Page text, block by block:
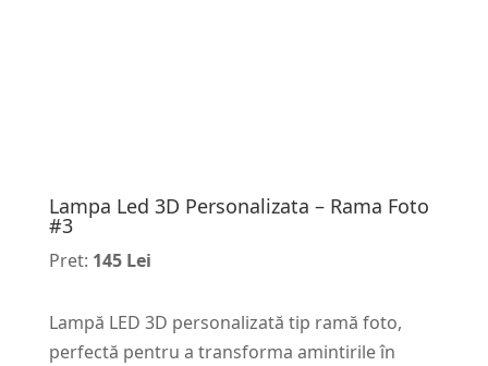
Lampa Led 3D Personalizata – Rama Foto
#3
Pret: 145 Lei
Lampă LED 3D personalizată tip ramă foto,
perfectă pentru a transforma amintirile în